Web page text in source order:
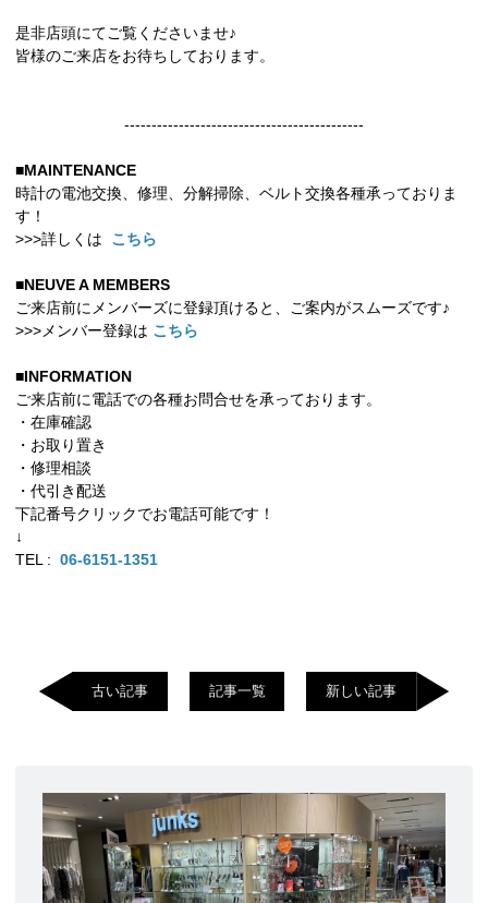
是非店頭にてご覧くださいませ♪
皆様のご来店をお待ちしております。
--------------------------------------------
■MAINTENANCE
時計の電池交換、修理、分解掃除、ベルト交換各種承っておりま
す！
>>>詳しくは
こちら
■NEUVE A MEMBERS
ご来店前にメンバーズに登録頂けると、ご案内がスムーズです♪
>>>メンバー登録は こちら
■INFORMATION
ご来店前に電話での各種お問合せを承っております。
・在庫確認
・お取り置き
・修理相談
・代引き配送
下記番号クリックでお電話可能です！
↓
TEL : 06-6151-1351
古い記事 記事一覧 新しい記事